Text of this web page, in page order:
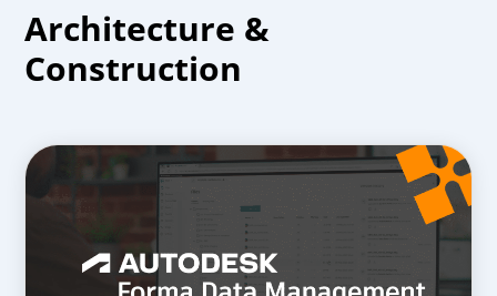
Architecture &
Construction